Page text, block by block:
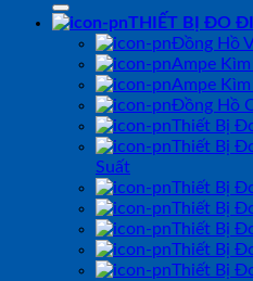
THIẾT BỊ ĐO
Đồng Hồ
Ampe
Ampe
Đồng Hồ
Thiết Bị
Thiết Bị
Suất
Thiết Bị
Thiết Bị
Thiết Bị
Thiết Bị
Thiết Bị